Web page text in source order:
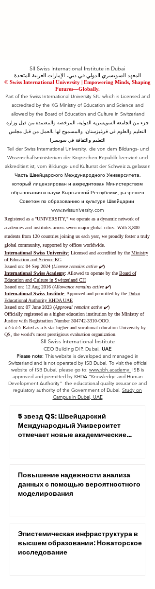
SII Swiss International Institute in Dubai
المعهد السويسري الدولي في دبي، الإمارات العربية المتحدة
© Swiss International University |​Empowering Minds, Shaping
Futures—Globally.
Part of the Swiss International University SIU which is Licensed and
accredited by the KG Ministry of Education and Science and
allowed by the Board of Education and Culture in Switzerland
جزء من الجامعة السويسرية الدولية، المرخصة والمعتمدة من قبل وزارة
التعليم والعلوم في قرغيزستان، والمسموح لها بالعمل من قبل مجلس
التعليم والثقافة في سويسرا
Teil der Swiss International University, die von dem Bildungs- und
Wissenschaftsministerium der Kirgisischen Republik lizenziert und
akkreditiert ist, vom Bildungs- und Kulturrat der Schweiz zugelassen
Часть Швейцарского Международного Университета,
который лицензирован и аккредитован Министерством
образования и науки Кыргызской Республики, разрешен
Советом по образованию и культуре Швейцарии
www.swissuniversity.com
Registered as a "UNIVERSITY," we operate as a dynamic network of
academies and institutes across seven major global cities. With 3,800
students from 120 countries joining us each year, we proudly foster a truly
global community, supported by offices worldwide.
International Swiss University:Licensed and accredited by the
of Education and Science KG
Issued on: 04 Sep 2024 (License remains active ✔️
International Swiss Academy: Allowed to operate by the
Education and Culture in Switzerland CH
Issued on:12 Aug 2016 (Allowance remains active ✔️
International Swiss Institute:Approved and permitted by the
Educational Authority KHDA UAE
Issued on: 07 June 2023 (Approval remains active ✔️)
Officially registered as a higher education institution by theMinistry of
Justice with Registration Number304742-3310-OOO.
⭐️⭐️⭐️⭐️⭐️ Rated as a 5-star higher and vocational education University by
QS, the world's most prestigious evaluation organization.
SII Swiss International Institute
CEO Building DIP, Dubai,UAE
Please note: This website is developed and managed in
Switzerland and is not operated by ISB Dubai. To visit the official
website of ISB Dubai, please go to:www.sbh.academy.ISB is
approved and permitted by KHDA "Knowledge and Human
Development Authority" the educational quality assurance and
Campus in Dubai, UAE
5 звезд QS: Швейцарский
Международный Университет
Повышение надежности анализа
данных с помощью вероятностного
Эпистемическая инфраструктура в
высшем образовании: Новаторское